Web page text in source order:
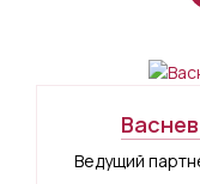
Ведущий